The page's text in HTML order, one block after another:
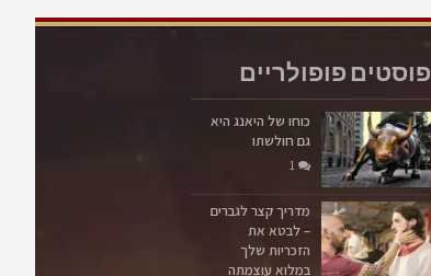
פוסטים פופולריים
כוחו של היאנג היא
גם חולשתו
1
מדריך קצר לגברים
– לבטא את
הזכריות שלך
במלוא עוצמתה